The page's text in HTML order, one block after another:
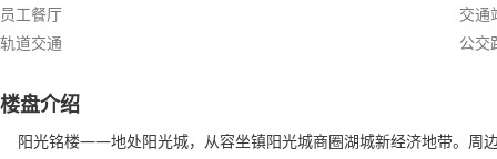
员工餐厅
交通
轨道交通
公交
楼盘介绍
阳光铭楼——地处阳光城，从容坐镇阳光城商圈湖城新经济地带。周